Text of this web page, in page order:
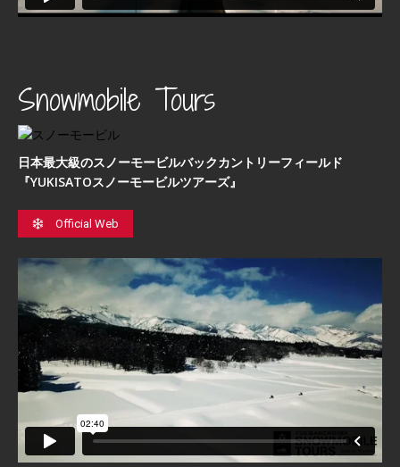
Snowmobile Tours
日本最⼤級のスノーモービルバックカントリーフィールド
『YUKISATOスノーモービルツアーズ』
Official Web